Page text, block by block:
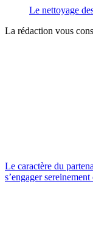
Le nettoyage
La rédaction vous
Le caractère du
s’engager